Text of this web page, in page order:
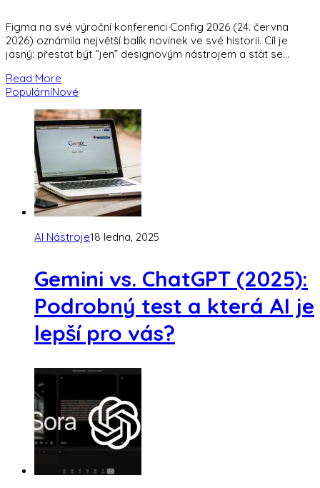
Figma na své výroční konferenci Config 2026 (24. června
2026) oznámila největší balík novinek ve své historii. Cíl je
jasný: přestat být “jen” designovým nástrojem a stát se
Read More
PopulárníNové
AI Nástroje18 ledna, 2025
Gemini vs. ChatGPT (2025):
Podrobný test a která AI je
lepší pro vás?